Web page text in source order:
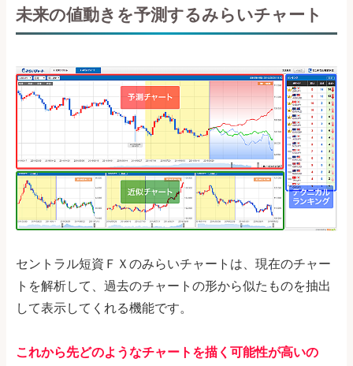
未来の値動きを予測するみらいチャート
セントラル短資ＦＸのみらいチャートは、現在のチャー
トを解析して、過去のチャートの形から似たものを抽出
して表示してくれる機能です。
これから先どのようなチャートを描く可能性が高いの